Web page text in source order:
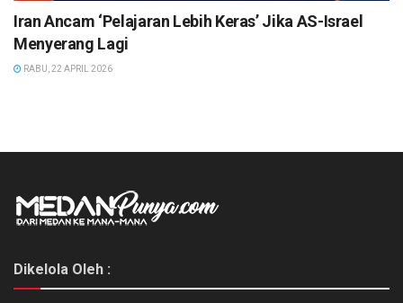
Iran Ancam ‘Pelajaran Lebih Keras’ Jika AS-Israel
Menyerang Lagi
RABU, 22 APRIL 2026
Dikelola Oleh :